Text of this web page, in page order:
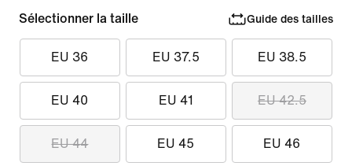
Sélectionner la taille Guide des tailles
EU 36 EU 37.5 EU 38.5
EU 40 EU 41 EU 42.5
EU 44 EU 45 EU 46